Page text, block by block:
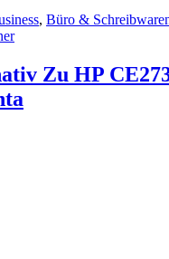
, Büro &
Zu HP